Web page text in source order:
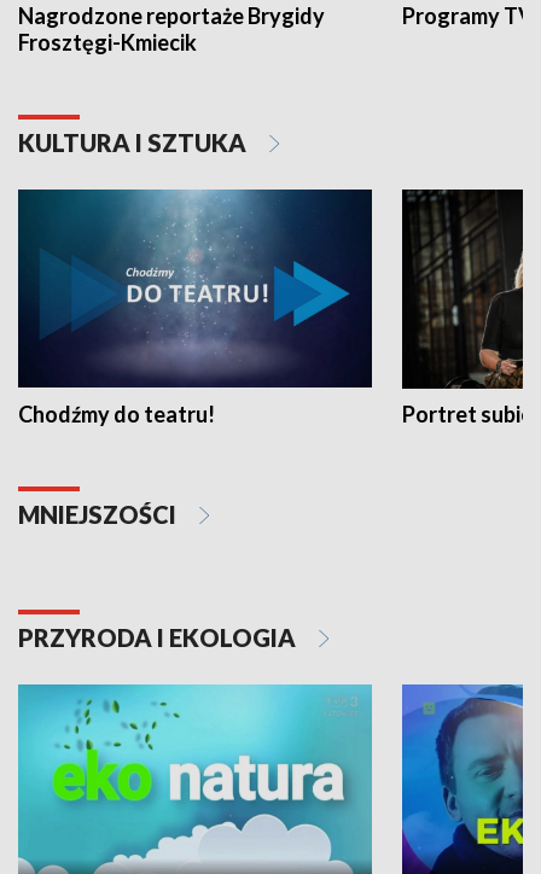
Nagrodzone reportaże Brygidy
Frosztęgi-Kmiecik
Programy
KULTURA I SZTUKA
Chodźmy do teatru! Portret
MNIEJSZOŚCI
PRZYRODA I EKOLOGIA